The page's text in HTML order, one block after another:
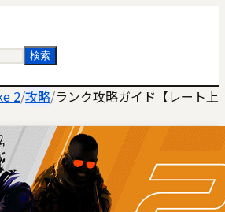
検索
2/攻略/ランク攻略ガイド【レート上